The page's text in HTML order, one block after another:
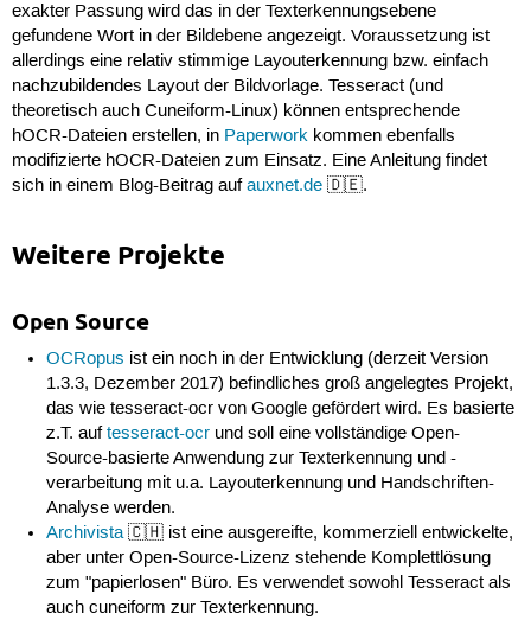
exakter Passung wird das in der Texterkennungsebene
gefundene Wort in der Bildebene angezeigt. Voraussetzung ist
allerdings eine relativ stimmige Layouterkennung bzw. einfach
nachzubildendes Layout der Bildvorlage. Tesseract (und
theoretisch auch Cuneiform-Linux) können entsprechende
hOCR-Dateien erstellen, in Paperworkkommen ebenfalls
modifizierte hOCR-Dateien zum Einsatz. Eine Anleitung findet
sich in einem Blog-Beitrag aufauxnet.de🇩🇪.
Weitere Projekte
Open Source
OCRopus ist ein noch in der Entwicklung (derzeit Version
1.3.3, Dezember 2017) befindliches groß angelegtes Projekt,
das wie tesseract-ocr von Google gefördert wird. Es basierte
z.T. auftesseract-ocr und soll eine vollständige Open-
Source-basierte Anwendung zur Texterkennung und -
verarbeitung mit u.a. Layouterkennung und Handschriften-
Analyse werden.
Archivista🇨🇭 ist eine ausgereifte, kommerziell entwickelte,
aber unter Open-Source-Lizenz stehende Komplettlösung
zum "papierlosen" Büro. Es verwendet sowohl Tesseract als
auch cuneiform zur Texterkennung.